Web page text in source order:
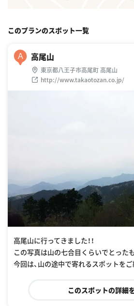
このプランのスポット一覧
A 高尾山
東京都八王子市高尾町 高尾山
http://www.takaotozan.co.jp/
高尾山に行ってきました！！
この写真は山の七合目くらいでとった
今回は、山の途中で寄れるスポットをご
このスポットの詳細